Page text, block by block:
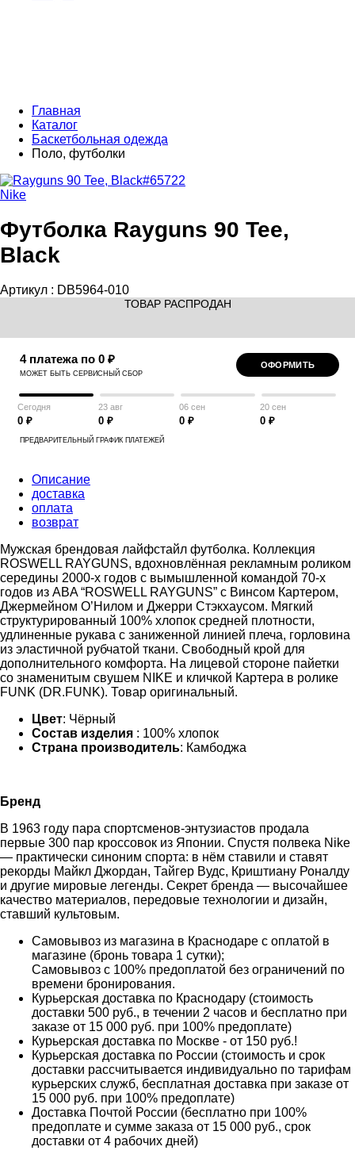
Главная
Каталог
Баскетбольная одежда
Поло, футболки
Nike
Футболка Rayguns 90 Tee,
Black
Артикул : DB5964-010
ТОВАР РАСПРОДАН
4 платежа по 0 ₽
МОЖЕТ БЫТЬ СЕРВИСНЫЙ СБОР
ОФОРМИТЬ
Сегодня
0 ₽
23 авг
0 ₽
06 сен
0 ₽
20 сен
0 ₽
ПРЕДВАРИТЕЛЬНЫЙ ГРАФИК ПЛАТЕЖЕЙ
Описание
доставка
оплата
возврат
Мужская брендовая лайфстайл футболка. Коллекция
ROSWELL RAYGUNS, вдохновлённая рекламным роликом
середины 2000-х годов с вымышленной командой 70-х
годов из ABA “ROSWELL RAYGUNS” с Винсом Картером,
Джермейном О’Нилом и Джерри Стэкхаусом. Мягкий
структурированный 100% хлопок средней плотности,
удлиненные рукава с заниженной линией плеча, горловина
из эластичной рубчатой ткани. Свободный крой для
дополнительного комфорта. На лицевой стороне пайетки
со знаменитым свушем NIKE и кличкой Картера в ролике
FUNK (DR.FUNK). Товар оригинальный.
Цвет: Чёрный
Состав изделия : 100% хлопок
Страна производитель: Камбоджа
Бренд
В 1963 году пара спортсменов-энтузиастов продала
первые 300 пар кроссовок из Японии. Спустя полвека Nike
— практически синоним спорта: в нём ставили и ставят
рекорды Майкл Джордан, Тайгер Вудс, Криштиану Роналду
и другие мировые легенды. Секрет бренда — высочайшее
качество материалов, передовые технологии и дизайн,
ставший культовым.
Самовывоз из магазина в Краснодаре с оплатой в
магазине (бронь товара 1 сутки);
Самовывоз с 100% предоплатой без ограничений по
времени бронирования.
Курьерская доставка по Краснодару (стоимость
доставки 500 руб., в течении 2 часов и бесплатно при
заказе от 15 000 руб. при 100% предоплате)
Курьерская доставка по Москве - от 150 руб.!
Курьерская доставка по России (стоимость и срок
доставки рассчитывается индивидуально по тарифам
курьерских служб, бесплатная доставка при заказе от
15 000 руб. при 100% предоплате)
Доставка Почтой России (бесплатно при 100%
предоплате и сумме заказа от 15 000 руб., срок
доставки от 4 рабочих дней)